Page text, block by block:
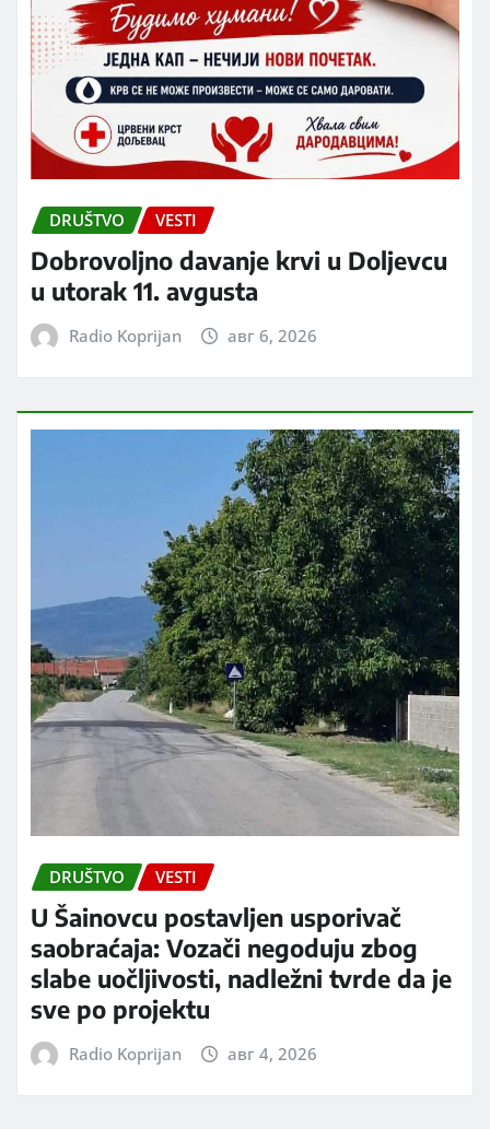
DRUŠTVO VESTI
Dobrovoljno davanje krvi u Doljevcu
u utorak 11. avgusta
Radio Koprijan авг 6, 2026
DRUŠTVO VESTI
U Šainovcu postavljen usporivač
saobraćaja: Vozači negoduju zbog
slabe uočljivosti, nadležni tvrde da je
sve po projektu
Radio Koprijan авг 4, 2026